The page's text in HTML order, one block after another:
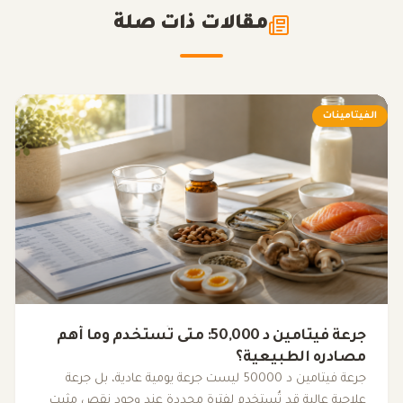
مقالات ذات صلة
الفيتامينات
جرعة فيتامين د 50,000: متى تُستخدم وما أهم
مصادره الطبيعية؟
جرعة فيتامين د 50000 ليست جرعة يومية عادية، بل جرعة
علاجية عالية قد تُستخدم لفترة محددة عند وجود نقص مثبت